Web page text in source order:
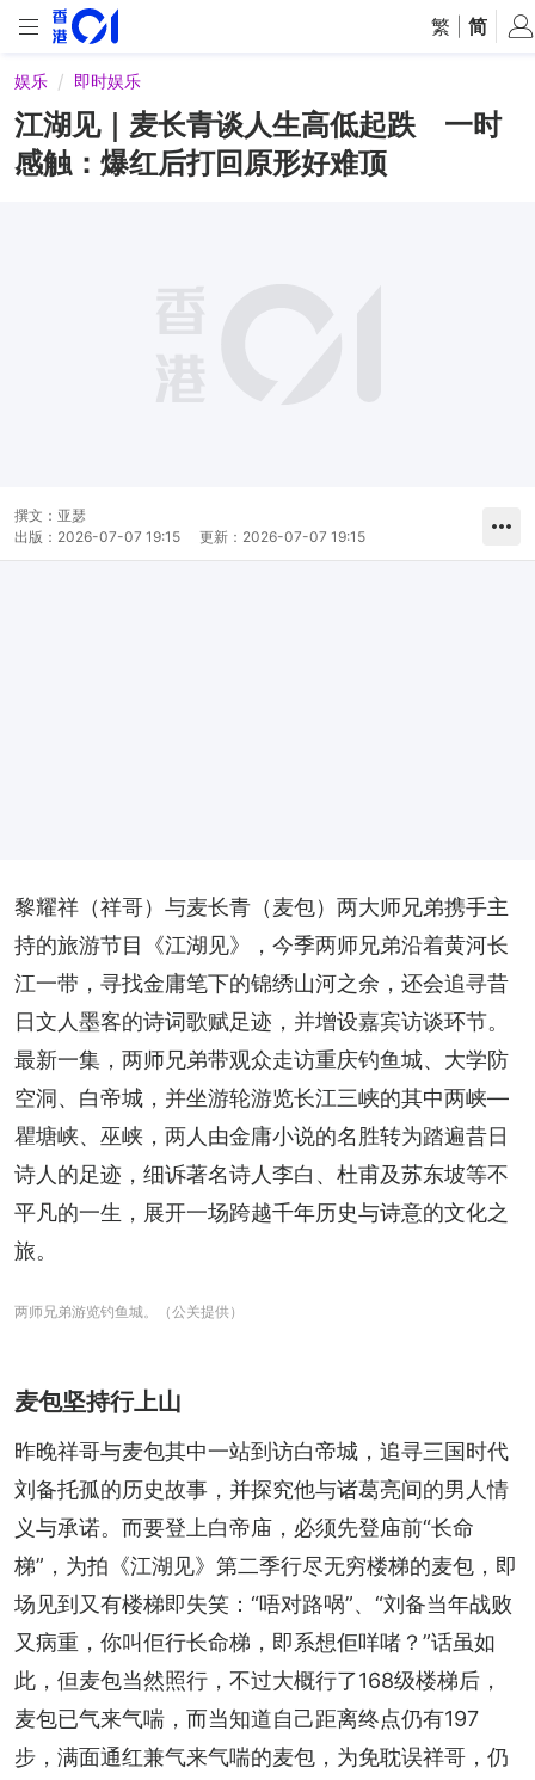
繁 简
娱乐 即时娱乐
江湖见｜麦长青谈人生高低起跌 一时
感触：爆红后打回原形好难顶
撰文： 亚瑟
出版： 2026-07-07 19:15 更新： 2026-07-07 19:15
黎耀祥（祥哥）与麦长青（麦包）两大师兄弟携手主
持的旅游节目《江湖见》，今季两师兄弟沿着黄河长
江一带，寻找金庸笔下的锦绣山河之余，还会追寻昔
日文人墨客的诗词歌赋足迹，并增设嘉宾访谈环节。
最新一集，两师兄弟带观众走访重庆钓鱼城、大学防
空洞、白帝城，并坐游轮游览长江三峡的其中两峡—
瞿塘峡、巫峡，两人由金庸小说的名胜转为踏遍昔日
诗人的足迹，细诉著名诗人李白、杜甫及苏东坡等不
平凡的一生，展开一场跨越千年历史与诗意的文化之
旅。
两师兄弟游览钓鱼城。（公关提供）
麦包坚持行上山
昨晚祥哥与麦包其中一站到访白帝城，追寻三国时代
刘备托孤的历史故事，并探究他与诸葛亮间的男人情
义与承诺。而要登上白帝庙，必须先登庙前“长命
梯”，为拍《江湖见》第二季行尽无穷楼梯的麦包，即
场见到又有楼梯即失笑：“唔对路㖞”、“刘备当年战败
又病重，你叫佢行长命梯，即系想佢咩啫？”话虽如
此，但麦包当然照行，不过大概行了168级楼梯后，
麦包已气来气喘，而当知道自己距离终点仍有197
步，满面通红兼气来气喘的麦包，为免耽误祥哥，仍